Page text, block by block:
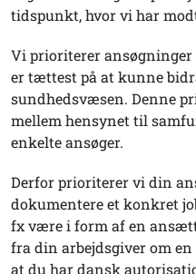
tidspunkt, hvor vi har
Vi prioriterer ansøgninger
er tættest på at kunne
sundhedsvæsen. Denne
mellem hensynet til
enkelte ansøger.
Derfor prioriterer vi din
dokumentere et konkret
fx være i form af en
fra din arbejdsgiver om
at du har dansk